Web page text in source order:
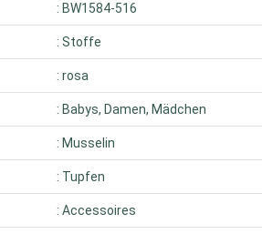
: BW1584-516
: Stoffe
: rosa
: Babys, Damen, Mädchen
: Musselin
: Tupfen
: Accessoires